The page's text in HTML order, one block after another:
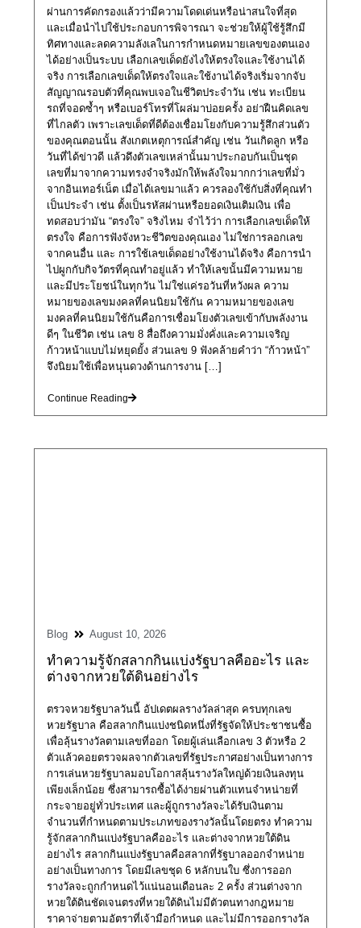
ผ่านการคัดกรองแล้วว่ามีความโดดเด่นหรือน่าสนใจที่สุด
และเมื่อนำไปใช้ประกอบการพิจารณา จะช่วยให้ผู้ใช้รู้สึกมี
ทิศทางและลดความลังเลในการกำหนดหมายเลขของตนเอง
ได้อย่างเป็นระบบ เลือกเลขเด็ดยังไงให้ตรงใจและใช้งานได้
จริง การเลือกเลขเด็ดให้ตรงใจและใช้งานได้จริงเริ่มจากจับ
สัญญาณรอบตัวที่คุณพบเจอในชีวิตประจำวัน เช่น ทะเบียน
รถที่จอดซ้ำๆ หรือเบอร์โทรที่โผล่มาบ่อยครั้ง อย่าฝืนคิดเลข
ที่ไกลตัว เพราะเลขเด็ดที่ดีต้องเชื่อมโยงกับความรู้สึกส่วนตัว
ของคุณตอนนั้น สังเกตเหตุการณ์สำคัญ เช่น วันเกิดลูก หรือ
วันที่ได้ข่าวดี แล้วดึงตัวเลขเหล่านั้นมาประกอบกันเป็นชุด
เลขที่มาจากความทรงจำจริงมักให้พลังใจมากกว่าเลขที่มั่ว
จากอินเทอร์เน็ต เมื่อได้เลขมาแล้ว ควรลองใช้กับสิ่งที่คุณทำ
เป็นประจำ เช่น ตั้งเป็นรหัสผ่านหรือยอดเงินเติมเงิน เพื่อ
ทดสอบว่ามัน “ตรงใจ” จริงไหม จำไว้ว่า การเลือกเลขเด็ดให้
ตรงใจ คือการฟังจังหวะชีวิตของคุณเอง ไม่ใช่การลอกเลข
จากคนอื่น และ การใช้เลขเด็ดอย่างใช้งานได้จริง คือการนำ
ไปผูกกับกิจวัตรที่คุณทำอยู่แล้ว ทำให้เลขนั้นมีความหมาย
และมีประโยชน์ในทุกวัน ไม่ใช่แค่รอวันที่หวังผล ความ
หมายของเลขมงคลที่คนนิยมใช้กัน ความหมายของเลข
มงคลที่คนนิยมใช้กันคือการเชื่อมโยงตัวเลขเข้ากับพลังงาน
ดีๆ ในชีวิต เช่น เลข 8 สื่อถึงความมั่งคั่งและความเจริญ
ก้าวหน้าแบบไม่หยุดยั้ง ส่วนเลข 9 ฟังคล้ายคำว่า “ก้าวหน้า”
จึงนิยมใช้เพื่อหนุนดวงด้านการงาน […]
Continue Reading
Blog August 10, 2026
ทำความรู้จักสลากกินแบ่งรัฐบาลคืออะไร และ
ต่างจากหวยใต้ดินอย่างไร
ตรวจหวยรัฐบาลวันนี้ อัปเดตผลรางวัลล่าสุด ครบทุกเลข
หวยรัฐบาล คือสลากกินแบ่งชนิดหนึ่งที่รัฐจัดให้ประชาชนซื้อ
เพื่อลุ้นรางวัลตามเลขที่ออก โดยผู้เล่นเลือกเลข 3 ตัวหรือ 2
ตัวแล้วคอยตรวจผลจากตัวเลขที่รัฐประกาศอย่างเป็นทางการ
การเล่นหวยรัฐบาลมอบโอกาสลุ้นรางวัลใหญ่ด้วยเงินลงทุน
เพียงเล็กน้อย ซึ่งสามารถซื้อได้ง่ายผ่านตัวแทนจำหน่ายที่
กระจายอยู่ทั่วประเทศ และผู้ถูกรางวัลจะได้รับเงินตาม
จำนวนที่กำหนดตามประเภทของรางวัลนั้นโดยตรง ทำความ
รู้จักสลากกินแบ่งรัฐบาลคืออะไร และต่างจากหวยใต้ดิน
อย่างไร สลากกินแบ่งรัฐบาลคือสลากที่รัฐบาลออกจำหน่าย
อย่างเป็นทางการ โดยมีเลขชุด 6 หลักบนใบ ซึ่งการออก
รางวัลจะถูกกำหนดไว้แน่นอนเดือนละ 2 ครั้ง ส่วนต่างจาก
หวยใต้ดินชัดเจนตรงที่หวยใต้ดินไม่มีตัวตนทางกฎหมาย
ราคาจ่ายตามอัตราที่เจ้ามือกำหนด และไม่มีการออกรางวัล